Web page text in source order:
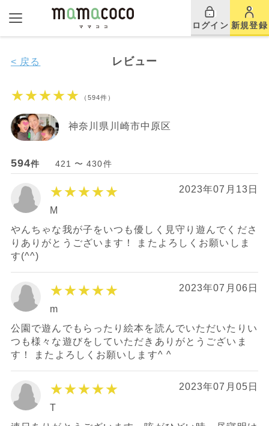
ログイン 新規登録
レビュー
< 戻る
★★★★★ （594件）
神奈川県川崎市中原区
594件 421 〜 430件
★★★★★ 2023年07月13日
M
やんちゃな我が子をいつも優しく見守り遊んでくださ
りありがとうございます！ またよろしくお願いしま
す(^^)
★★★★★ 2023年07月06日
m
公園で遊んでもらったり絵本を読んでいただいたりい
つも様々な遊びをしていただきありがとうございま
す！ またよろしくお願いします^ ^
★★★★★ 2023年07月05日
T